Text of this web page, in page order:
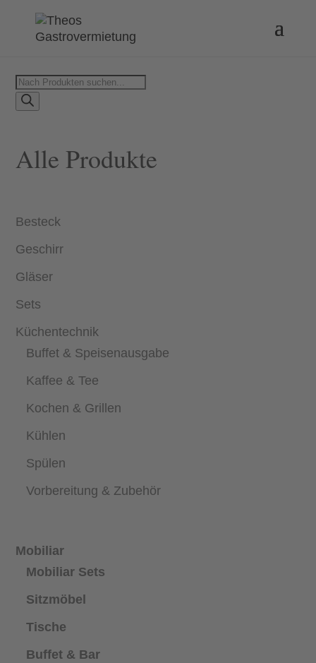
Products
search
Alle Produkte
Besteck
Geschirr
Gläser
Sets
Küchentechnik
Buffet & Speisenausgabe
Kaffee & Tee
Kochen & Grillen
Kühlen
Spülen
Vorbereitung & Zubehör
Mobiliar
Mobiliar Sets
Sitzmöbel
Tische
Buffet & Bar